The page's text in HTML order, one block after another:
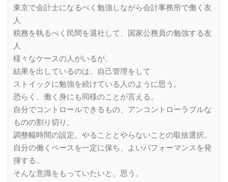
東京で会計士になるべく勉強しながら会計事務所で働く友
人
税務を執るべく民間を退社して、国家公務員の勉強する友
人
様々なケースの人がいるが、
結果を出しているのは、自己管理をして
ストイックに勉強を続けている人のように思う。
恐らく、働く身にも同様のことが言える。
自分でコントロールできるもの、アンコントローラブルな
ものの割り切り。
調整幅時間の設定。やることとやらないことの取捨選択。
自分の働くペースを一定に保ち、よいパフォーマンスを発
揮する。
そんな意識をもっていたいと、思う。